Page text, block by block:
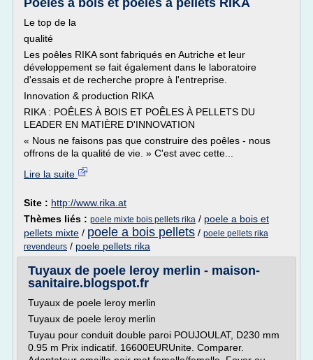
Poêles à bois et poêles à pellets RIKA
Le top de la
qualité
Les poêles RIKA sont fabriqués en Autriche et leur
développement se fait également dans le laboratoire
d'essais et de recherche propre à l'entreprise.
Innovation & production RIKA
RIKA : POÊLES À BOIS ET POÊLES À PELLETS DU
LEADER EN MATIÈRE D'INNOVATION
« Nous ne faisons pas que construire des poêles - nous
offrons de la qualité de vie. » C'est avec cette...
Lire la suite
Site : http://www.rika.at
Thèmes liés : poele mixte bois pellets rika / poele a bois et
pellets mixte / poele a bois pellets / poele pellets rika
revendeurs / poele pellets rika
Tuyaux de poele leroy merlin - maison-
sanitaire.blogspot.fr
Tuyaux de poele leroy merlin
Tuyaux de poele leroy merlin
Tuyau pour conduit double paroi POUJOULAT, D230 mm
0.95 m Prix indicatif. 16600EURUnite. Comparer.